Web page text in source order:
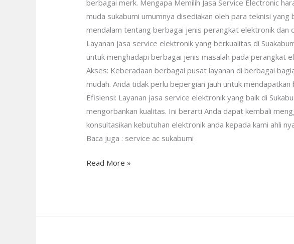
berbagai merk. Mengapa Memilih Jasa Service Electronic
muda sukabumi umumnya disediakan oleh para teknisi
mendalam tentang berbagai jenis perangkat elektronik
Layanan jasa service elektronik yang berkualitas di
untuk menghadapi berbagai jenis masalah pada perangkat
Akses: Keberadaan berbagai pusat layanan di berbagai
mudah. Anda tidak perlu bepergian jauh untuk
Efisiensi: Layanan jasa service elektronik yang baik di
mengorbankan kualitas. Ini berarti Anda dapat kembali
konsultasikan kebutuhan elektronik anda kepada kami ahli
Baca juga : service ac sukabumi
Read More »